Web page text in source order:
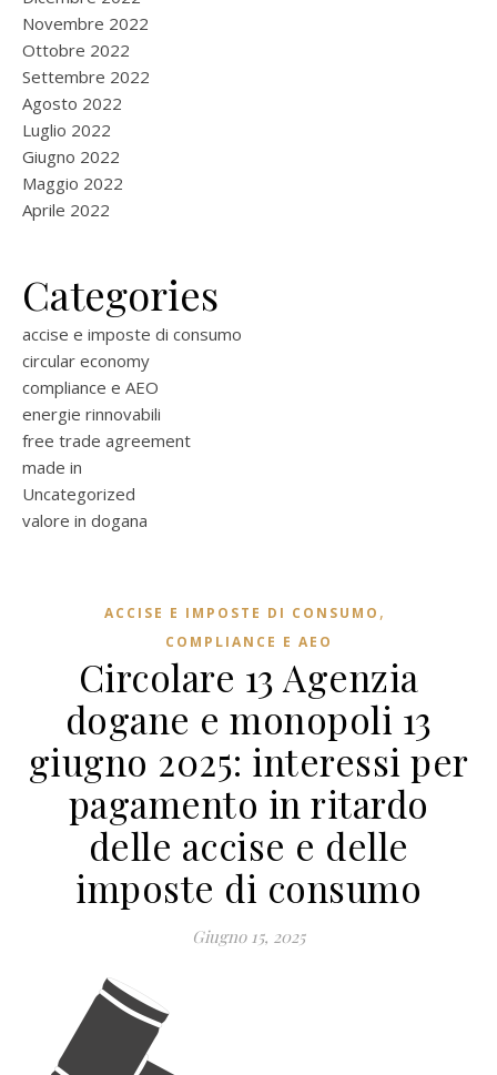
Novembre 2022
Ottobre 2022
Settembre 2022
Agosto 2022
Luglio 2022
Giugno 2022
Maggio 2022
Aprile 2022
Categories
accise e imposte di consumo
circular economy
compliance e AEO
energie rinnovabili
free trade agreement
made in
Uncategorized
valore in dogana
ACCISE E IMPOSTE DI CONSUMO ,
COMPLIANCE E AEO
Circolare 13 Agenzia
dogane e monopoli 13
giugno 2025: interessi per
pagamento in ritardo
delle accise e delle
imposte di consumo
Giugno 15, 2025